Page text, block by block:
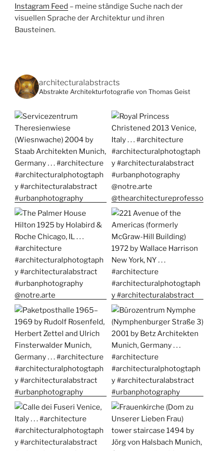
Instagram Feed – meine ständige Suche nach der
visuellen Sprache der Architektur und ihren
Bausteinen.
architecturalabstracts
Abstrakte Architekturfotografie von Thomas Geist